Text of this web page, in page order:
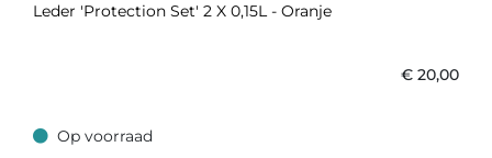
Leder 'Protection Set' 2 X 0,15L - Oranje
€ 20,00
Op voorraad
Op voorraad